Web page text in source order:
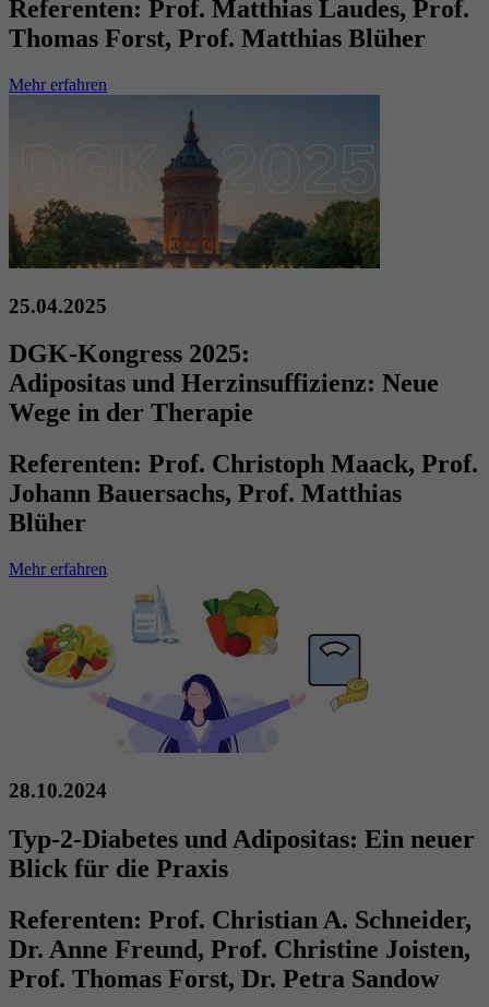
Referenten: Prof. Matthias Laudes, Prof.
Thomas Forst, Prof. Matthias Blüher
Mehr erfahren
25.04.2025
DGK-Kongress 2025:
Adipositas und Herzinsuffizienz: Neue
Wege in der Therapie
Referenten: Prof. Christoph Maack, Prof.
Johann Bauersachs, Prof. Matthias
Blüher
Mehr erfahren
28.10.2024
Typ-2-Diabetes und Adipositas: Ein neuer
Blick für die Praxis
Referenten: Prof. Christian A. Schneider,
Dr. Anne Freund, Prof. Christine Joisten,
Prof. Thomas Forst, Dr. Petra Sandow